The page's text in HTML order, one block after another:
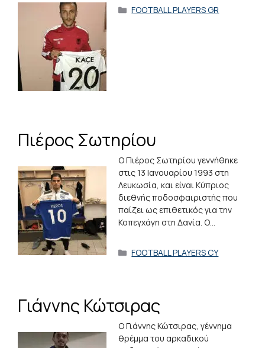
Κατηγορίες
FOOTBALL PLAYERS GR
Πιέρος Σωτηρίου
Ο Πιέρος Σωτηρίου γεννήθηκε
στις 13 Ιανουαρίου 1993 στη
Λευκωσία, και είναι Κύπριος
διεθνής ποδοσφαιριστής που
παίζει ως επιθετικός για την
Κοπεγχάγη στη Δανία. Ο…
Κατηγορίες
FOOTBALL PLAYERS CY
Γιάννης Κώτσιρας
Ο Γιάννης Κώτσιρας, γέννημα
θρέμμα του αρκαδικού